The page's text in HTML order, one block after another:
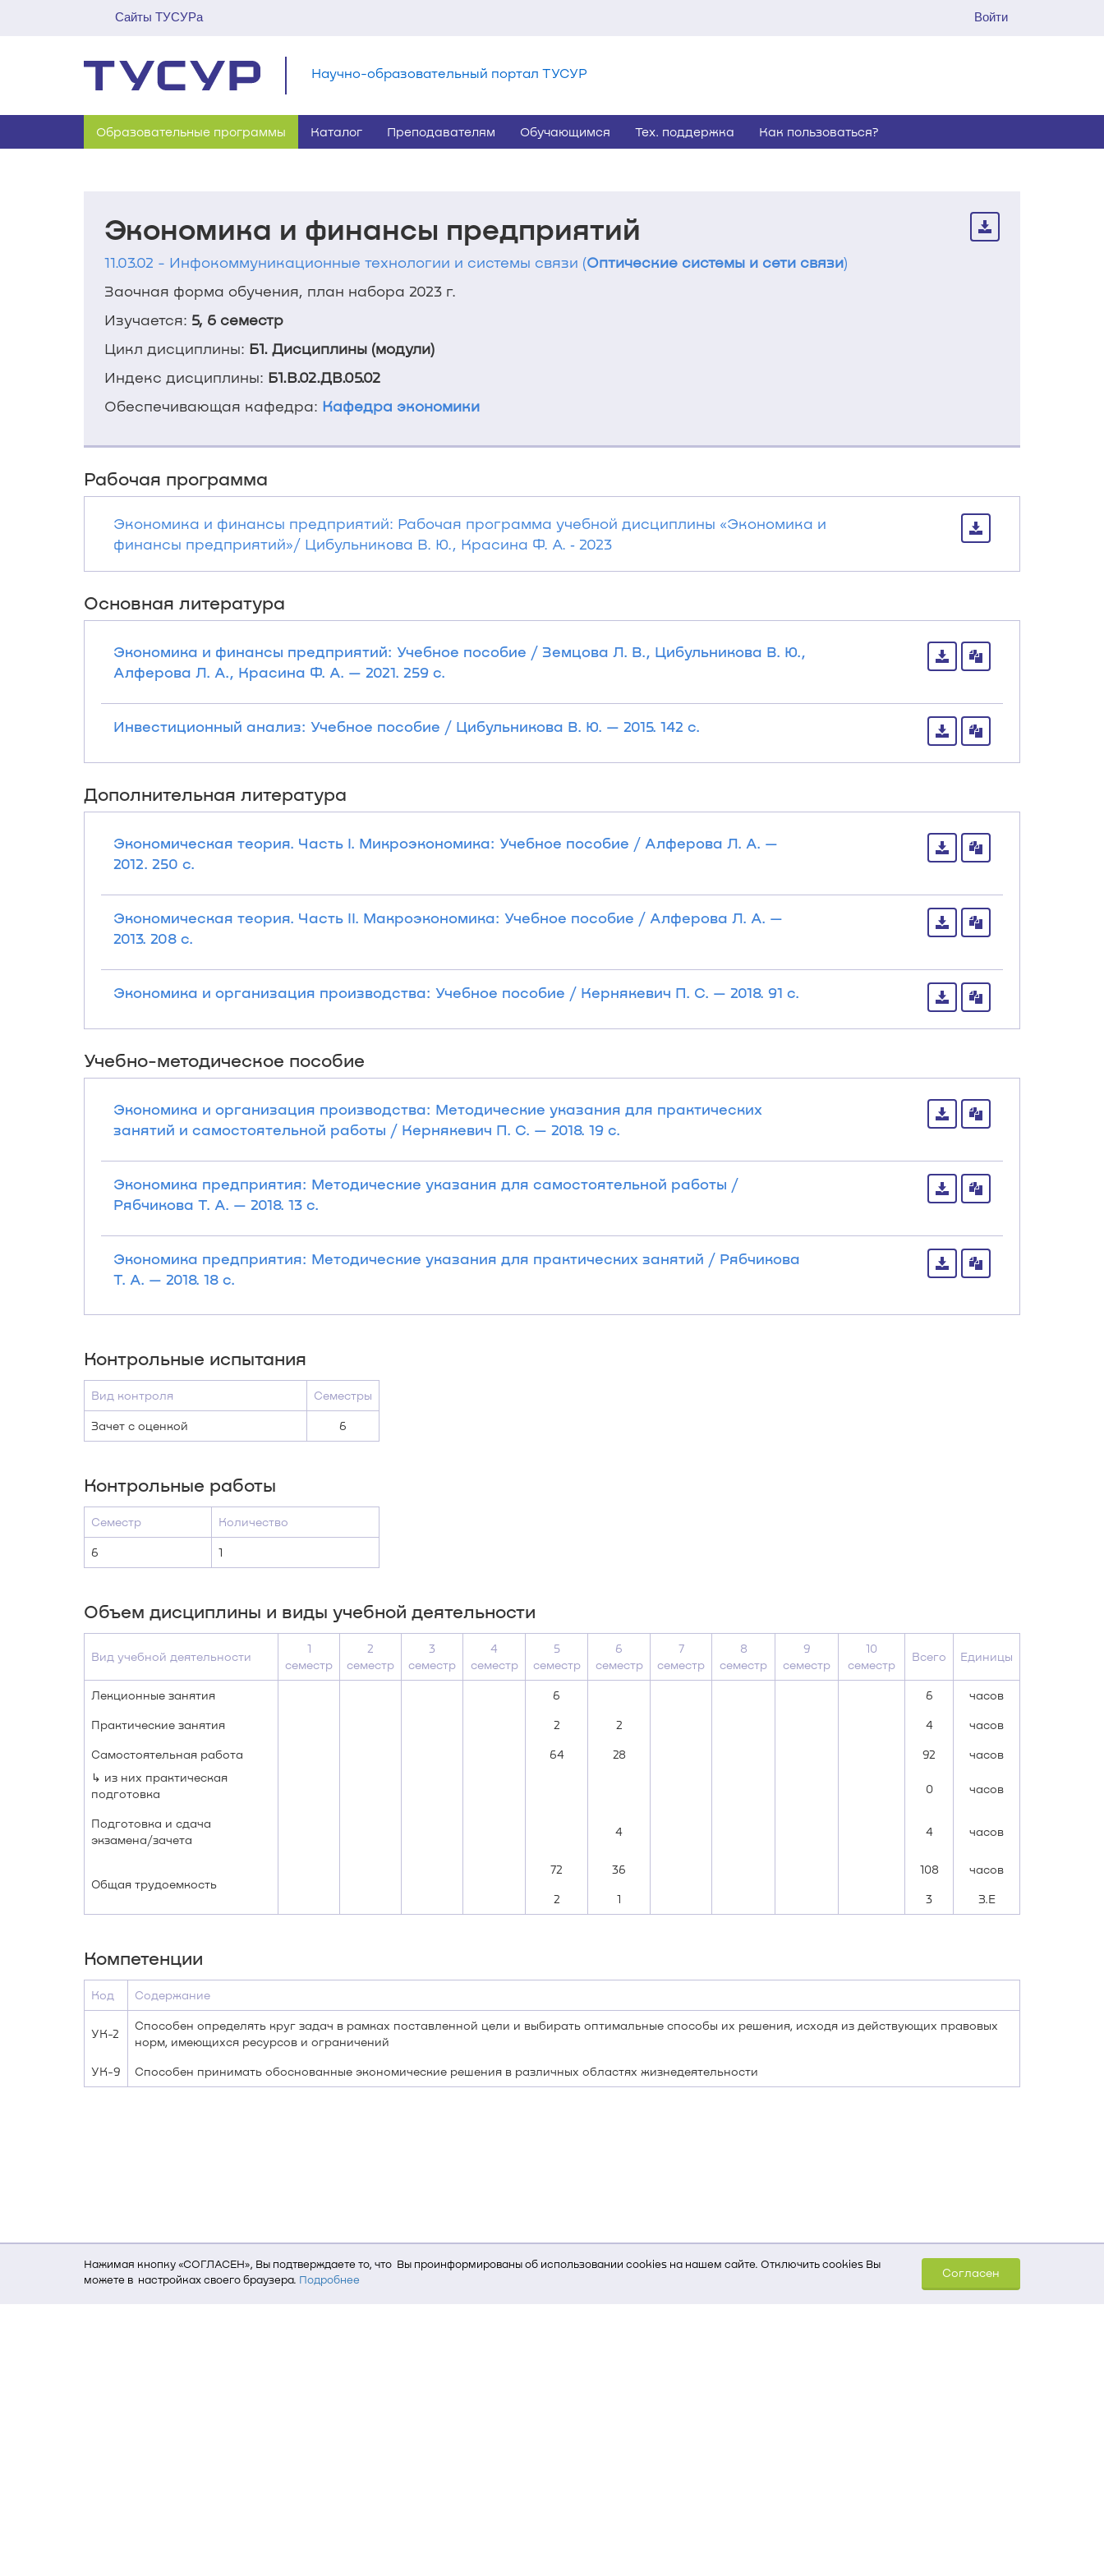
Сайты ТУСУРа Войти
Научно-образовательный портал ТУСУР
Образовательные программы Каталог Преподавателям Обучающимся Тех. поддержка Как пользоваться?
Нажимая кнопку «СОГЛАСЕН», Вы подтверждаете то, что Вы проинформированы об использовании cookies на нашем сайте. Отключить cookies Вы
можете в настройках своего браузера. Подробнее
Согласен
Экономика и финансы предприятий
11.03.02 - Инфокоммуникационные технологии и системы связи (Оптические системы и сети связи)
Заочная форма обучения, план набора 2023 г.
Изучается: 5, 6 семестр
Цикл дисциплины: Б1. Дисциплины (модули)
Индекс дисциплины: Б1.В.02.ДВ.05.02
Обеспечивающая кафедра: Кафедра экономики
Рабочая программа
Экономика и финансы предприятий: Рабочая программа учебной дисциплины «Экономика и
финансы предприятий»/ Цибульникова В. Ю., Красина Ф. А. ‐ 2023
Основная литература
Экономика и финансы предприятий: Учебное пособие / Земцова Л. В., Цибульникова В. Ю.,
Алферова Л. А., Красина Ф. А. — 2021. 259 с.
Инвестиционный анализ: Учебное пособие / Цибульникова В. Ю. — 2015. 142 с.
Дополнительная литература
Экономическая теория. Часть I. Микроэкономика: Учебное пособие / Алферова Л. А. —
2012. 250 с.
Экономическая теория. Часть II. Макроэкономика: Учебное пособие / Алферова Л. А. —
2013. 208 с.
Экономика и организация производства: Учебное пособие / Кернякевич П. С. — 2018. 91 с.
Учебно-методическое пособие
Экономика и организация производства: Методические указания для практических
занятий и самостоятельной работы / Кернякевич П. С. — 2018. 19 с.
Экономика предприятия: Методические указания для самостоятельной работы /
Рябчикова Т. А. — 2018. 13 с.
Экономика предприятия: Методические указания для практических занятий / Рябчикова
Т. А. — 2018. 18 с.
Контрольные испытания
Вид контроля Семестры
Зачет с оценкой 6
Контрольные работы
Семестр Количество
6 1
Объем дисциплины и виды учебной деятельности
Вид учебной деятельности
1
семестр
2
семестр
3
семестр
4
семестр
5
семестр
6
семестр
7
семестр
8
семестр
9
семестр
10
семестр
Всего Единицы
Лекционные занятия 6 6 часов
Практические занятия 2 2 4 часов
Самостоятельная работа 64 28 92
часов
↳ из них практическая
подготовка
0 часов
Подготовка и сдача
экзамена/зачета
4 4 часов
Общая трудоемкость
72 36 108 часов
2 1 3 З.Е
Компетенции
Код Содержание
УК-2
Способен определять круг задач в рамках поставленной цели и выбирать оптимальные способы их решения, исходя из действующих правовых
норм, имеющихся ресурсов и ограничений
УК-9 Способен принимать обоснованные экономические решения в различных областях жизнедеятельности